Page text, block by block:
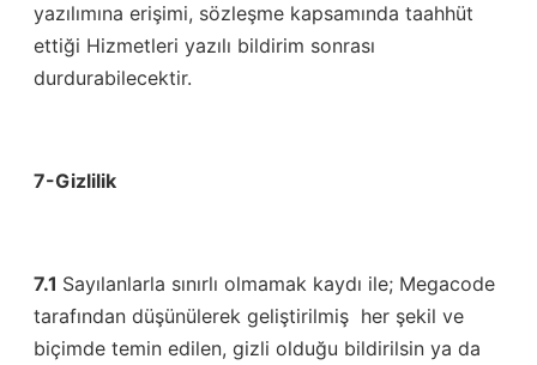
yazılımına erişimi, sözleşme kapsamında taahhüt
ettiği Hizmetleri yazılı bildirim sonrası
durdurabilecektir.
7-Gizlilik
7.1 Sayılanlarla sınırlı olmamak kaydı ile; Megacode
tarafından düşünülerek geliştirilmiş her şekil ve
biçimde temin edilen, gizli olduğu bildirilsin ya da